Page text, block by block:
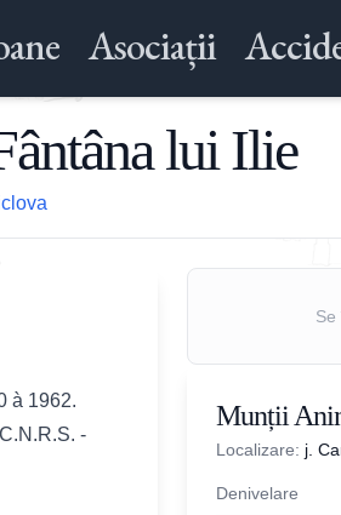
Asociații
lui Ilie
à 1962.
-
Se
Munții
Localizare: j.
Denivelare